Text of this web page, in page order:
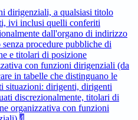
dirigenziali, a qualsiasi titolo
ivi inclusi quelli conferiti
dall'organo di indirizzo
procedure pubbliche di
e titolari di posizione
con funzioni dirigenziali (da
in tabelle che distinguano le
situazioni: dirigenti, dirigenti
discrezionalmente, titolari di
organizzativa con funzioni